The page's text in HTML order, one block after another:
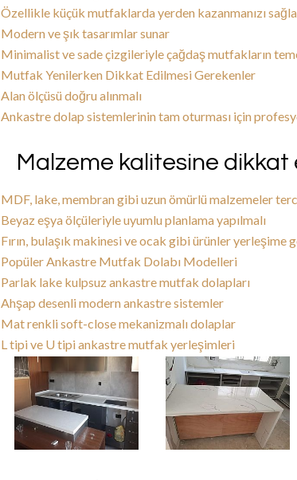
Özellikle küçük mutfaklarda yerden kazanmanızı
Modern ve şık tasarımlar sunar
Minimalist ve sade çizgileriyle çağdaş mutfakların
Mutfak Yenilerken Dikkat Edilmesi Gerekenler
Alan ölçüsü doğru alınmalı
Ankastre dolap sistemlerinin tam oturması için
Malzeme kalitesine dikkat
MDF, lake, membran gibi uzun ömürlü malzemeler
Beyaz eşya ölçüleriyle uyumlu planlama yapılmalı
Fırın, bulaşık makinesi ve ocak gibi ürünler yerleşime
Popüler Ankastre Mutfak Dolabı Modelleri
Parlak lake kulpsuz ankastre mutfak dolapları
Ahşap desenli modern ankastre sistemler
Mat renkli soft-close mekanizmalı dolaplar
L tipi ve U tipi ankastre mutfak yerleşimleri